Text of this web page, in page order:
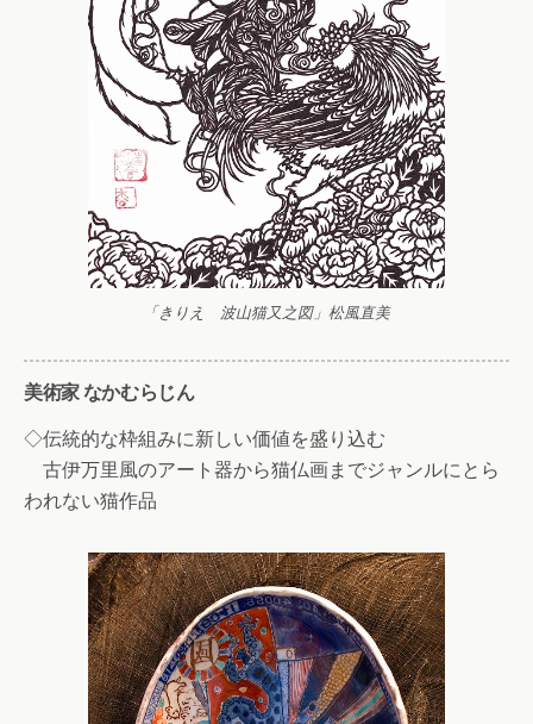
「きりえ 波山猫又之図」松風直美
美術家 なかむらじん
◇伝統的な枠組みに新しい価値を盛り込む
古伊万里風のアート器から猫仏画までジャンルにとら
われない猫作品